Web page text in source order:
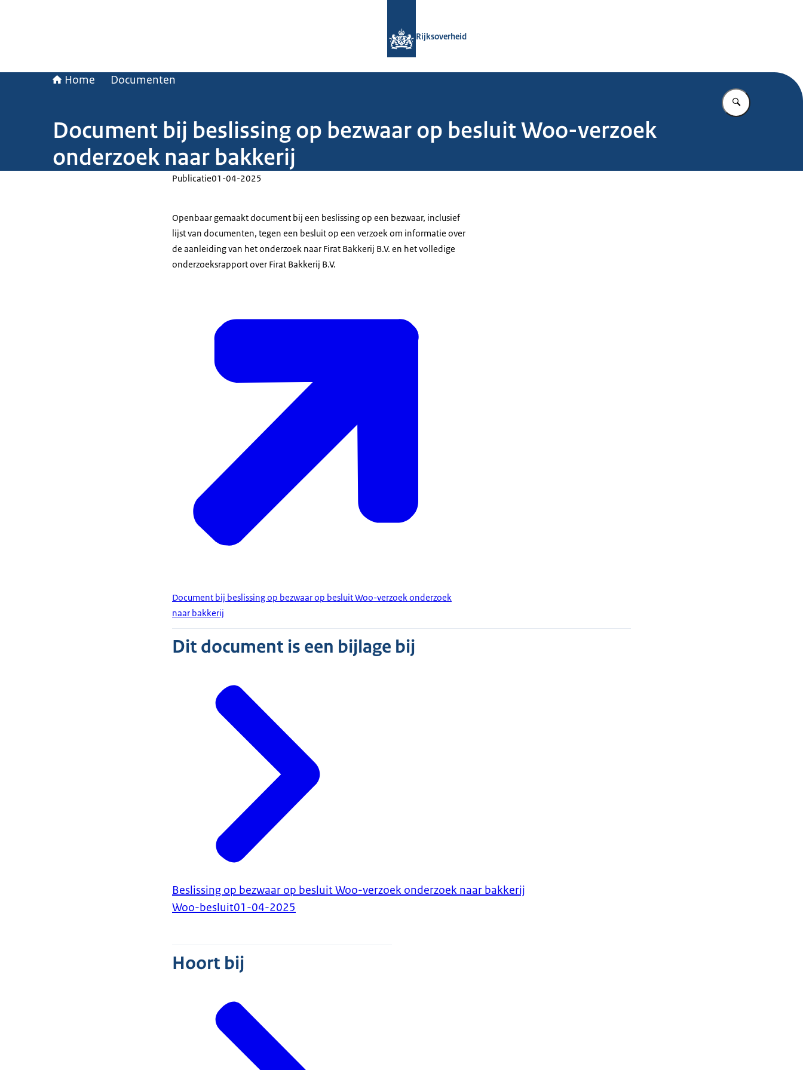
Rijksoverheid
Home Documenten
Vul in wat u
Document bij beslissing op bezwaar op besluit Woo-verzoek
onderzoek naar bakkerij
Publicatie01-04-2025
Openbaar gemaakt document bij een beslissing op een bezwaar, inclusief
lijst van documenten, tegen een besluit op een verzoek om informatie over
de aanleiding van het onderzoek naar Firat Bakkerij B.V. en het volledige
onderzoeksrapport over Firat Bakkerij B.V.
Document bij beslissing op bezwaar op besluit Woo-verzoek onderzoek
naar bakkerij
Dit document is een bijlage bij
Beslissing op bezwaar op besluit Woo-verzoek onderzoek naar bakkerij
Woo-besluit01-04-2025
Hoort bij